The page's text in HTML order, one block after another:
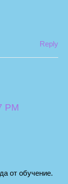
Reply
PM
от обучение.